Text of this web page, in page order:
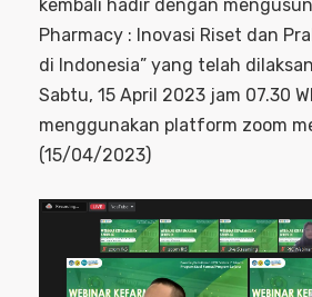
kembali hadir dengan
Pharmacy : Inovasi Riset dan
di Indonesia” yang telah
Sabtu, 15 April 2023 jam 07.30
menggunakan platform zoom
(15/04/2023)